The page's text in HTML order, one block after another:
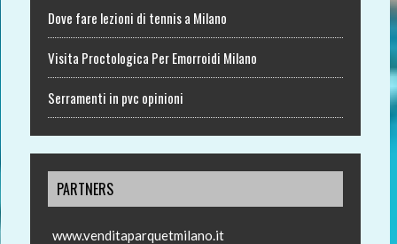
Dove fare lezioni di tennis a Milano
Visita Proctologica Per Emorroidi Milano
Serramenti in pvc opinioni
PARTNERS
www.venditaparquetmilano.it